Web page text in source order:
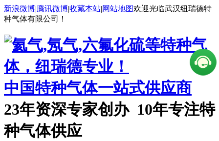
新浪微博|腾讯微博|收藏本站|网站地图欢迎光临武汉纽瑞德特
种气体有限公司！
中国特种气体一站式供应商
23年资深专家创办 10年专注特
种气体供应